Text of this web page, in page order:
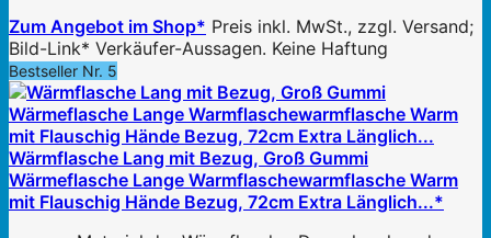
Zum Angebot im Shop* Preis inkl. MwSt., zzgl. Versand;
Bild-Link* Verkäufer-Aussagen. Keine Haftung
Bestseller Nr. 5
Wärmflasche Lang mit Bezug, Groß Gummi
Wärmeflasche Lange Warmflaschewarmflasche Warm
mit Flauschig Hände Bezug, 72cm Extra Länglich...*